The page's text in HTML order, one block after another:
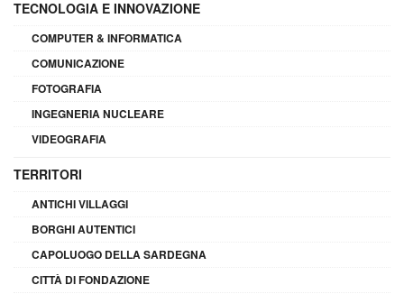
TECNOLOGIA E INNOVAZIONE
COMPUTER & INFORMATICA
COMUNICAZIONE
FOTOGRAFIA
INGEGNERIA NUCLEARE
VIDEOGRAFIA
TERRITORI
ANTICHI VILLAGGI
BORGHI AUTENTICI
CAPOLUOGO DELLA SARDEGNA
CITTÀ DI FONDAZIONE